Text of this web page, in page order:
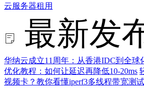
云服务器租用
最新发
华纳云成立11周年：从香港IDC到全球
优化教程：如何让延迟再降低10-20ms
视频卡？教你看懂iperf3多线程带宽测试